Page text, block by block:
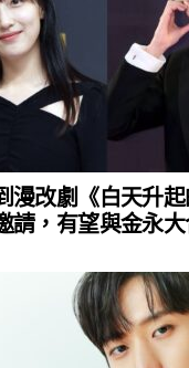
漫改劇《白天升
請，有望與金永